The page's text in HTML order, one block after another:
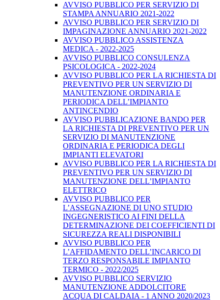
AVVISO PUBBLICO PER SERVIZIO DI
STAMPA ANNUARIO 2021-2022
AVVISO PUBBLICO PER SERVIZIO DI
IMPAGINAZIONE ANNUARIO 2021-2022
AVVISO PUBBLICO ASSISTENZA
MEDICA - 2022-2025
AVVISO PUBBLICO CONSULENZA
PSICOLOGICA - 2022-2024
AVVISO PUBBLICO PER LA RICHIESTA DI
PREVENTIVO PER UN SERVIZIO DI
MANUTENZIONE ORDINARIA E
PERIODICA DELL’IMPIANTO
ANTINCENDIO
AVVISO PUBBLICAZIONE BANDO PER
LA RICHIESTA DI PREVENTIVO PER UN
SERVIZIO DI MANUTENZIONE
ORDINARIA E PERIODICA DEGLI
IMPIANTI ELEVATORI
AVVISO PUBBLICO PER LA RICHIESTA DI
PREVENTIVO PER UN SERVIZIO DI
MANUTENZIONE DELL’IMPIANTO
ELETTRICO
AVVISO PUBBLICO PER
L’ASSEGNAZIONE DI UNO STUDIO
INGEGNERISTICO AI FINI DELLA
DETERMINAZIONE DEI COEFFICIENTI DI
SICUREZZA REALI DISPONIBILI
AVVISO PUBBLICO PER
L’AFFIDAMENTO DELL’INCARICO DI
TERZO RESPONSABILE IMPIANTO
TERMICO - 2022/2025
AVVISO PUBBLICO SERVIZIO
MANUTENZIONE ADDOLCITORE
ACQUA DI CALDAIA - 1 ANNO 2020/2023